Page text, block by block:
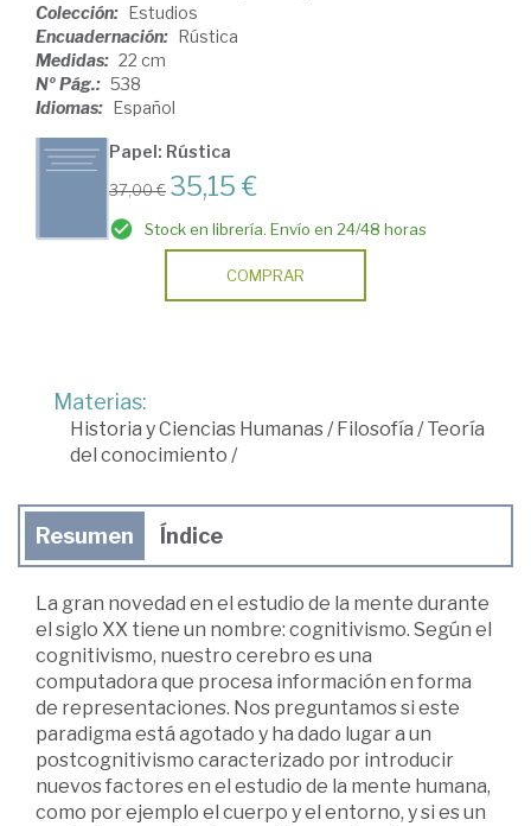
Colección: Estudios
Encuadernación: Rústica
Medidas: 22 cm
Nº Pág.: 538
Idiomas: Español
Papel: Rústica
37,00 € 35,15 €
Stock en librería. Envío en 24/48 horas
COMPRAR
Materias:
Historia y Ciencias Humanas/Filosofía /Teoría
del conocimiento /
Resumen Índice
La gran novedad en el estudio de la mente durante
el siglo XX tiene un nombre: cognitivismo. Según el
cognitivismo, nuestro cerebro es una
computadora que procesa información en forma
de representaciones. Nos preguntamos si este
paradigma está agotado y ha dado lugar a un
postcognitivismo caracterizado por introducir
nuevos factores en el estudio de la mente humana,
como por ejemplo el cuerpo y el entorno, y si es un